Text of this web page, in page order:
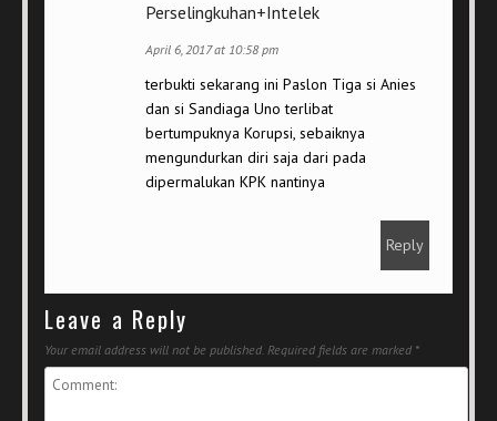
Perselingkuhan+Intelek
April 6, 2017 at 10:58 pm
terbukti sekarang ini Paslon Tiga si Anies
dan si Sandiaga Uno terlibat
bertumpuknya Korupsi, sebaiknya
mengundurkan diri saja dari pada
dipermalukan KPK nantinya
Reply
Leave a Reply
Your email address will not be published. Required fields are marked *